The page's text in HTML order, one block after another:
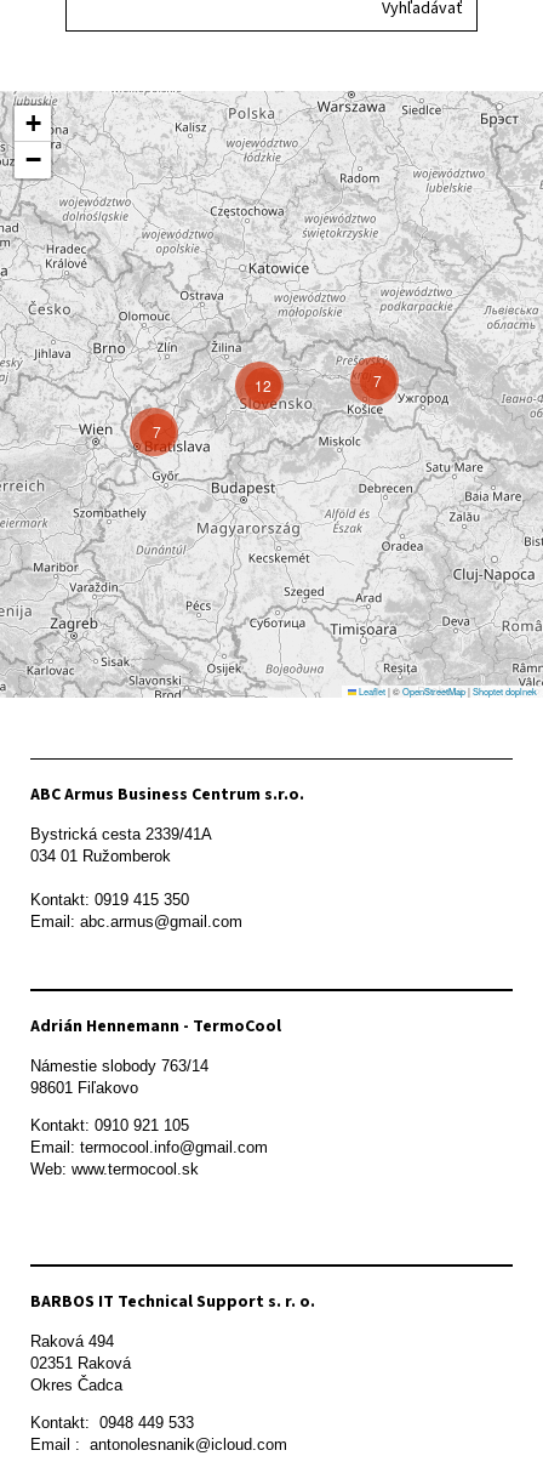
7
7
12
+
−
Leaflet|©OpenStreetMap|Shoptet doplnek
ABC Armus Business Centrum s.r.o.
Bystrická cesta 2339/41A
034 01 Ružomberok
Kontakt: 0919 415 350
Adrián Hennemann - TermoCool
Námestie slobody 763/14
98601 Fiľakovo
Kontakt: 0910 921 105
Email: termocool.info@gmail.com
Web: www.termocool.sk
BARBOS IT Technical Support s. r. o.
Raková 494
02351 Raková
Okres Čadca
Kontakt:  0948 449 533
Email :  antonolesnanik@icloud.com